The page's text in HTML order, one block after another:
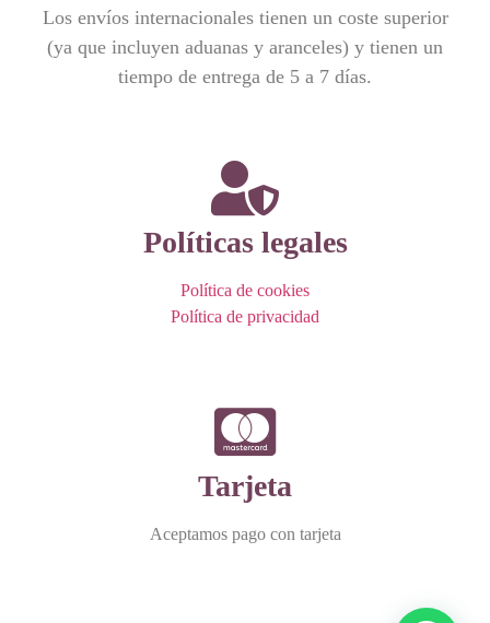
Los envíos internacionales tienen un coste superior
(ya que incluyen aduanas y aranceles) y tienen un
tiempo de entrega de 5 a 7 días.
Políticas legales
Política de cookies
Política de privacidad
Tarjeta
Aceptamos pago con tarjeta